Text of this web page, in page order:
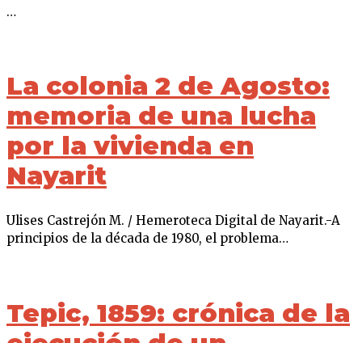
…
La colonia 2 de Agosto:
memoria de una lucha
por la vivienda en
Nayarit
Ulises Castrejón M. / Hemeroteca Digital de Nayarit.-A
principios de la década de 1980, el problema…
Tepic, 1859: crónica de la